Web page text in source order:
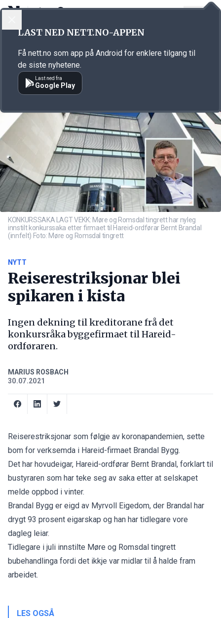
Annonsørinnhold
KONKURSSAKA LAGT VEKK: Møre og Romsdal tingrett har nyleg
innstilt konkurssaka etter firmaet til Hareid-ordførar Bernt Brandal
(innfelt) Foto: Møre og Romsdal tingrett
NYTT
Reiserestriksjonar blei
spikaren i kista
Ingen dekning til kreditorane frå det
konkursråka byggefirmaet til Hareid-
ordføraren.
MARIUS ROSBACH
30.07.2021
Reiserestriksjonar som følgje av koronapandemien, sette
bom for verksemda i Hareid-firmaet Brandal Bygg.
Det har hovudeigar, Hareid-ordførar Bernt Brandal, forklart til
bustyraren som har teke seg av saka etter at selskapet
melde oppbod i vinter.
Brandal Bygg er eigd av Myrvoll Eigedom, der Brandal har
drygt 93 prosent eigarskap og han har tidlegare vore
dagleg leiar.
Tidlegare i juli innstilte Møre og Romsdal tingrett
bubehandlinga fordi det ikkje var midlar til å halde fram
arbeidet.
LES OGSÅ
LAST NED NETT.NO-APPEN
Få nett.no som app på Android for enklere tilgang til
de siste nyhetene.
Last ned fra
Google Play